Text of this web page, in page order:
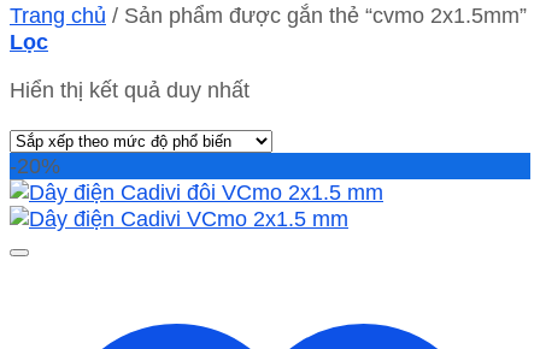
Trang chủ / Sản phẩm được gắn thẻ “cvmo 2x1.5mm”
Lọc
Hiển thị kết quả duy nhất
-20%